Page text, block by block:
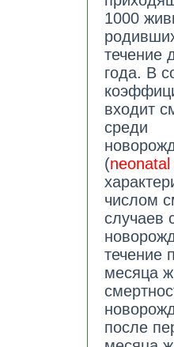
1000
течение
года. В
входит
среди
(
числом
случаев
течение
месяца
после